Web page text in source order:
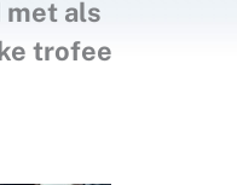
met als
trofee